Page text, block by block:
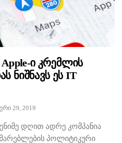
Ი Კრემლის
Ნიშნავს Ეს IT
29, 2019
დღით ადრე კომპანია
პოლიტიკური